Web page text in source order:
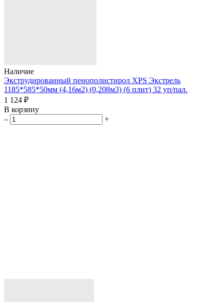
Наличие
Экструдированный пенополистирол XPS Экстрель
1185*585*50мм (4,16м2) (0,208м3) (6 плит) 32 уп/пал.
1 124 ₽
В корзину
–
+